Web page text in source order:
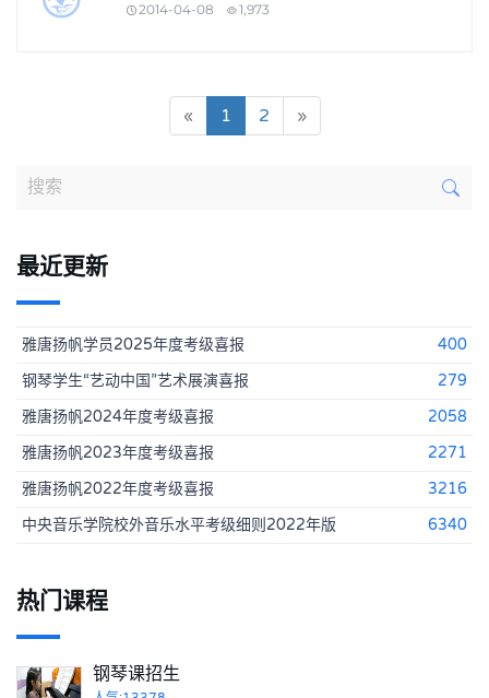
2014-04-08 1,973
« 1(current)
2 »
最近更新
雅唐扬帆学员2025年度考级喜报
400
钢琴学生“艺动中国”艺术展演喜报
279
雅唐扬帆2024年度考级喜报
2058
雅唐扬帆2023年度考级喜报
2271
雅唐扬帆2022年度考级喜报
3216
中央音乐学院校外音乐水平考级细则2022年版
6340
热门课程
钢琴课招生